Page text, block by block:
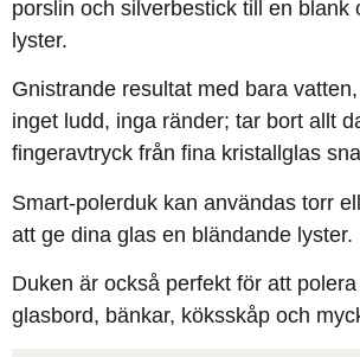
porslin och silverbestick till en blank
lyster.
Gnistrande resultat med bara
inget ludd, inga ränder; tar bort allt
fingeravtryck från fina kristallglas
Smart-polerduk kan användas torr
att ge dina glas en bländande lyster.
Duken är också perfekt för att
glasbord, bänkar, köksskåp och